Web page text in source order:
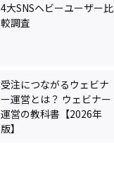
4大SNSヘビーユーザー比
較調査
受注につながるウェビナ
ー運営とは？ ウェビナー
運営の教科書【2026年
版】